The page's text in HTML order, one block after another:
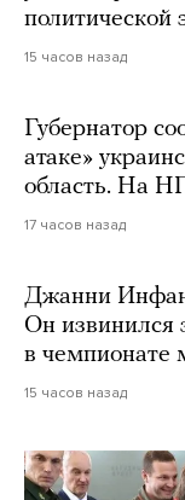
политической
15 часов назад
Губернатор
атаке»
область. На
17 часов назад
Джанни
Он извинился
в чемпионате
15 часов назад